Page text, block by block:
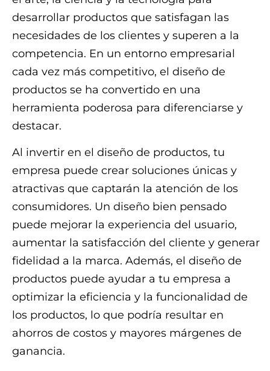
desarrollar productos que satisfagan las
necesidades de los clientes y superen a la
competencia. En un entorno empresarial
cada vez más competitivo, el diseño de
productos se ha convertido en una
herramienta poderosa para diferenciarse y
destacar.
Al invertir en el diseño de productos, tu
empresa puede crear soluciones únicas y
atractivas que captarán la atención de los
consumidores. Un diseño bien pensado
puede mejorar la experiencia del usuario,
aumentar la satisfacción del cliente y generar
fidelidad a la marca. Además, el diseño de
productos puede ayudar a tu empresa a
optimizar la eficiencia y la funcionalidad de
los productos, lo que podría resultar en
ahorros de costos y mayores márgenes de
ganancia.